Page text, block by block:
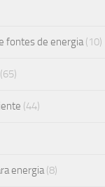
fontes de energia(10)
(44)
energia(8)